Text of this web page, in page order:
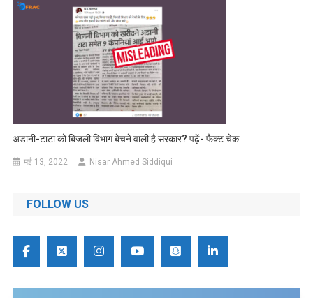
अडानी-टाटा को बिजली विभाग बेचने वाली है सरकार? पढ़ें- फैक्ट चेक
मई 13, 2022 Nisar Ahmed Siddiqui
FOLLOW US